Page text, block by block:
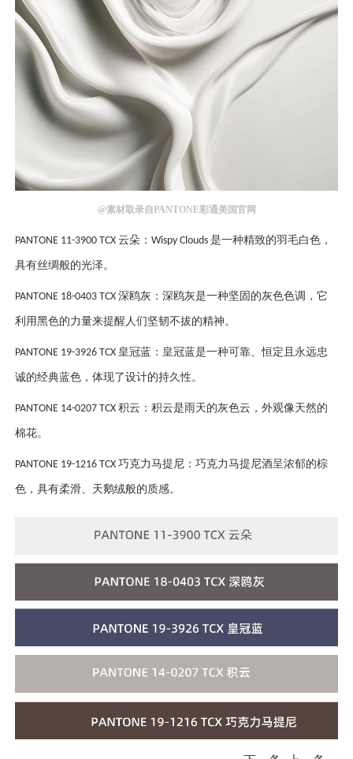
@素材取录自PANTONE彩通美国官网
PANTONE 11-3900 TCX 云朵： Wispy Clouds 是一种精致的羽毛白色，
具有丝绸般的光泽。
PANTONE 18-0403 TCX 深鸥灰：深鸥灰是一种坚固的灰色色调，它
利用黑色的力量来提醒人们坚韧不拔的精神。
PANTONE 19-3926 TCX 皇冠蓝：皇冠蓝是一种可靠、恒定且永远忠
诚的经典蓝色，体现了设计的持久性。
PANTONE 14-0207 TCX 积云：积云是雨天的灰色云，外观像天然的
棉花。
PANTONE 19-1216 TCX 巧克力马提尼：巧克力马提尼酒呈浓郁的棕
色，具有柔滑、天鹅绒般的质感。